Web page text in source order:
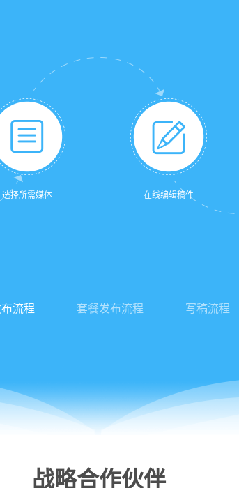
选择所需媒体 在线编辑稿件
流程 套餐发布流程 写稿流程
战略合作伙伴